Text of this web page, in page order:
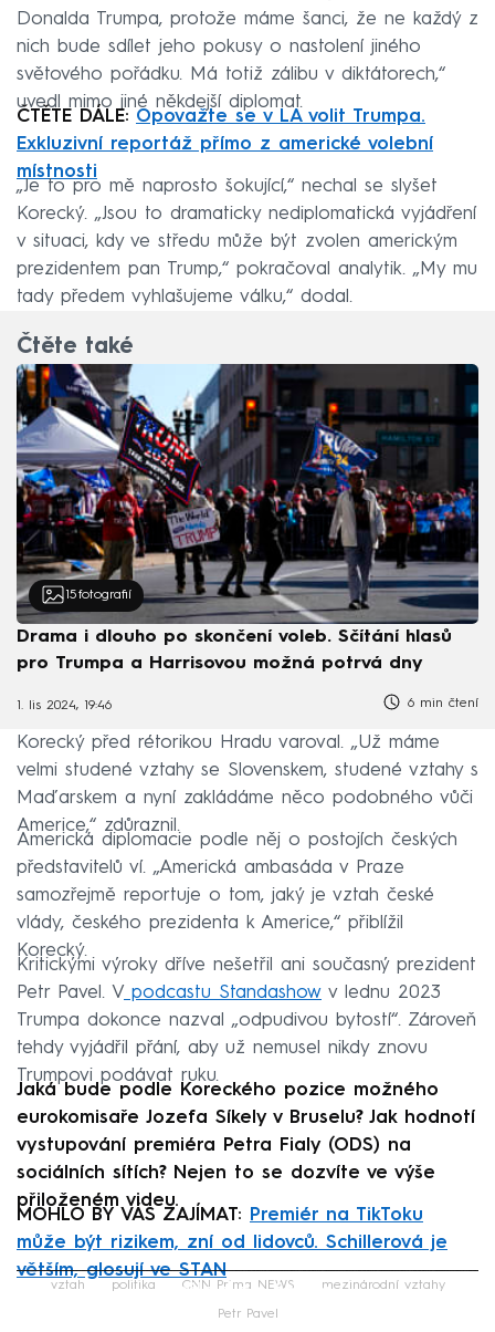
Donalda Trumpa, protože máme šanci, že ne každý z
nich bude sdílet jeho pokusy o nastolení jiného
světového pořádku. Má totiž zálibu v diktátorech,“
uvedl mimo jiné někdejší diplomat.
ČTĚTE DÁLE: Opovažte se v LA volit Trumpa.
Exkluzivní reportáž přímo z americké volební
místnosti
„Je to pro mě naprosto šokující,“ nechal se slyšet
Korecký. „Jsou to dramaticky nediplomatická vyjádření
v situaci, kdy ve středu může být zvolen americkým
prezidentem pan Trump,“ pokračoval analytik. „My mu
tady předem vyhlašujeme válku,“ dodal.
Čtěte také
15 fotografií
Drama i dlouho po skončení voleb. Sčítání hlasů
pro Trumpa a Harrisovou možná potrvá dny
1. lis 2024, 19:46 6 min čtení
Korecký před rétorikou Hradu varoval. „Už máme
velmi studené vztahy se Slovenskem, studené vztahy s
Maďarskem a nyní zakládáme něco podobného vůči
Americe,“ zdůraznil.
Americká diplomacie podle něj o postojích českých
představitelů ví. „Americká ambasáda v Praze
samozřejmě reportuje o tom, jaký je vztah české
vlády, českého prezidenta k Americe,“ přiblížil
Korecký.
Kritickými výroky dříve nešetřil ani současný prezident
Petr Pavel. V podcastu Standashow v lednu 2023
Trumpa dokonce nazval „odpudivou bytostí“. Zároveň
tehdy vyjádřil přání, aby už nemusel nikdy znovu
Trumpovi podávat ruku.
Jaká bude podle Koreckého pozice možného
eurokomisaře Jozefa Síkely v Bruselu? Jak hodnotí
vystupování premiéra Petra Fialy (ODS) na
sociálních sítích? Nejen to se dozvíte ve výše
přiloženém videu.
MOHLO BY VÁS ZAJÍMAT: Premiér na TikToku
může být rizikem, zní od lidovců. Schillerová je
větším, glosují ve STAN
Failed to fetch
vztah politika CNN Prima NEWS mezinárodní vztahy
Petr Pavel